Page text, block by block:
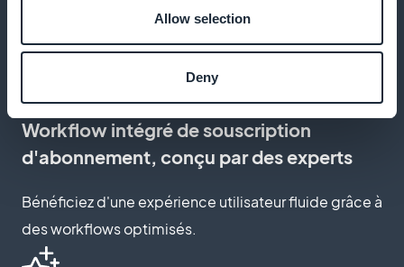
Allow selection
Deny
Créez une page d'abonnement qui reflète votre
marque et engage vos lecteurs.
Workflow intégré de souscription
d'abonnement, conçu par des experts
Bénéficiez d'une expérience utilisateur fluide grâce à
des workflows optimisés.